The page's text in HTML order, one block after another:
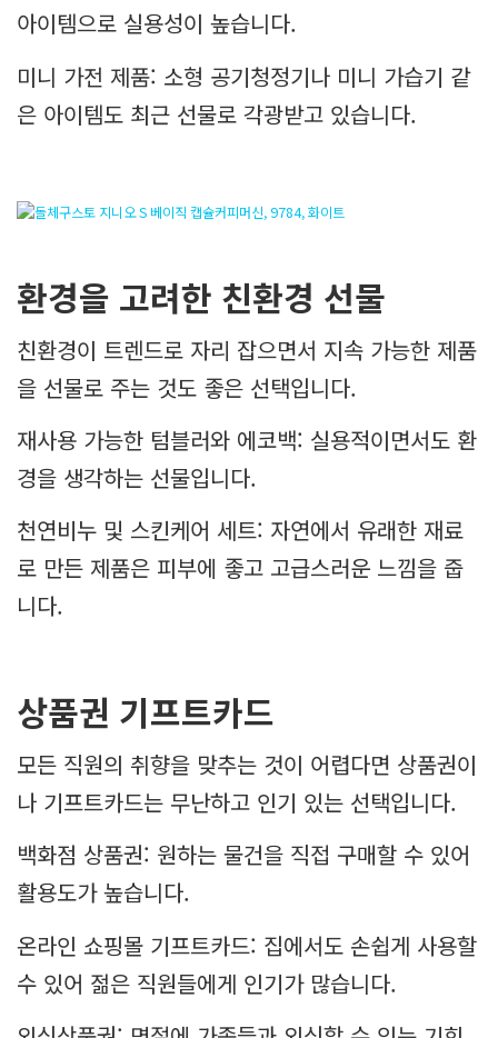
아이템으로 실용성이 높습니다.
미니 가전 제품: 소형 공기청정기나 미니 가습기 같
은 아이템도 최근 선물로 각광받고 있습니다.
환경을 고려한 친환경 선물
친환경이 트렌드로 자리 잡으면서 지속 가능한 제품
을 선물로 주는 것도 좋은 선택입니다.
재사용 가능한 텀블러와 에코백: 실용적이면서도 환
경을 생각하는 선물입니다.
천연비누 및 스킨케어 세트: 자연에서 유래한 재료
로 만든 제품은 피부에 좋고 고급스러운 느낌을 줍
니다.
상품권 기프트카드
모든 직원의 취향을 맞추는 것이 어렵다면 상품권이
나 기프트카드는 무난하고 인기 있는 선택입니다.
백화점 상품권: 원하는 물건을 직접 구매할 수 있어
활용도가 높습니다.
온라인 쇼핑몰 기프트카드: 집에서도 손쉽게 사용할
수 있어 젊은 직원들에게 인기가 많습니다.